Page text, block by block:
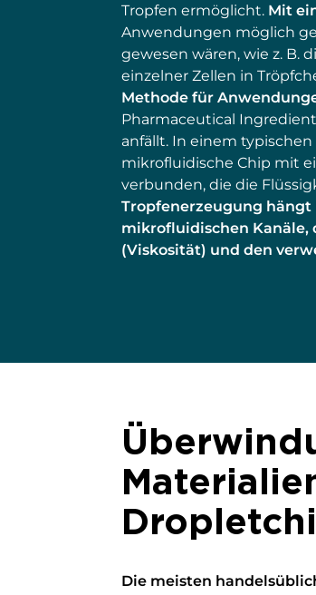
Tropfen ermöglicht. Mit
Anwendungen möglich
gewesen wären, wie z. B.
einzelner Zellen in
Methode für
Pharmaceutical
anfällt. In einem
mikrofluidische Chip mit
verbunden, die die
Tropfenerzeugung hängt
mikrofluidischen Kanäle,
(Viskosität) und den
Die meisten